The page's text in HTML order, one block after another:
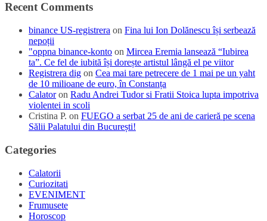
Recent Comments
binance US-registrera on Fina lui Ion Dolănescu își serbează
nepoții
"oppna binance-konto on Mircea Eremia lansează “Iubirea
ta”. Ce fel de iubită își dorește artistul lângă el pe viitor
Registrera dig on Cea mai tare petrecere de 1 mai pe un yaht
de 10 milioane de euro, în Constanța
Calatoron Radu Andrei Tudor si Fratii Stoica lupta impotriva
violentei in scoli
Cristina P. on FUEGO a serbat 25 de ani de carieră pe scena
Sălii Palatului din București!
Categories
Calatorii
Curiozitati
EVENIMENT
Frumusete
Horoscop